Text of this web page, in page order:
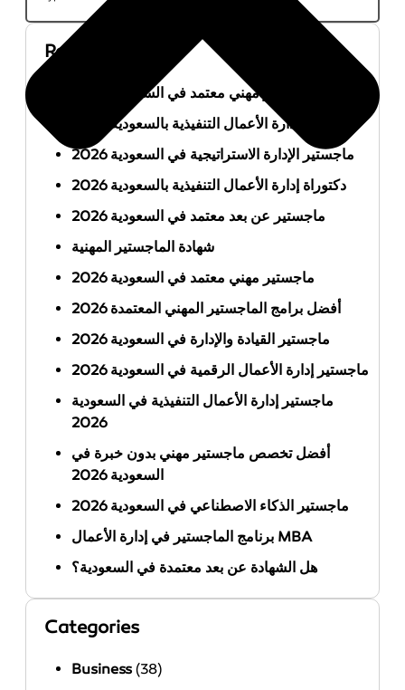
Recent Posts
أفضل ماجستير مهني معتمد في السعودية 2026
ماجستير إدارة الأعمال التنفيذية بالسعودية 2026
ماجستير الإدارة الاستراتيجية في السعودية 2026
دكتوراة إدارة الأعمال التنفيذية بالسعودية 2026
ماجستير عن بعد معتمد في السعودية 2026
شهادة الماجستير المهنية
ماجستير مهني معتمد في السعودية 2026
أفضل برامج الماجستير المهني المعتمدة 2026
ماجستير القيادة والإدارة في السعودية 2026
ماجستير إدارة الأعمال الرقمية في السعودية 2026
ماجستير إدارة الأعمال التنفيذية في السعودية
2026
أفضل تخصص ماجستير مهني بدون خبرة في
السعودية 2026
ماجستير الذكاء الاصطناعي في السعودية 2026
برنامج الماجستير في إدارة الأعمال MBA
هل الشهادة عن بعد معتمدة في السعودية؟
Categories
Business (38)